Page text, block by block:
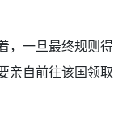
，一旦最终规则得
亲自前往该国领取